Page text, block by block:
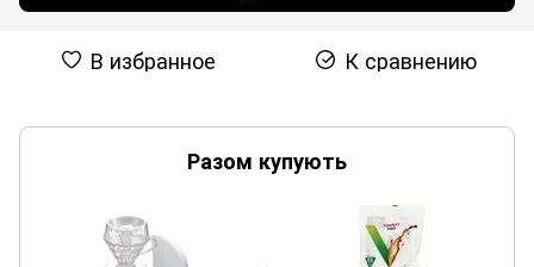
В избранное К сравнению
Разом купують